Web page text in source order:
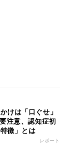
けは「口ぐせ」
注意、認知症初
徴」とは
レポート